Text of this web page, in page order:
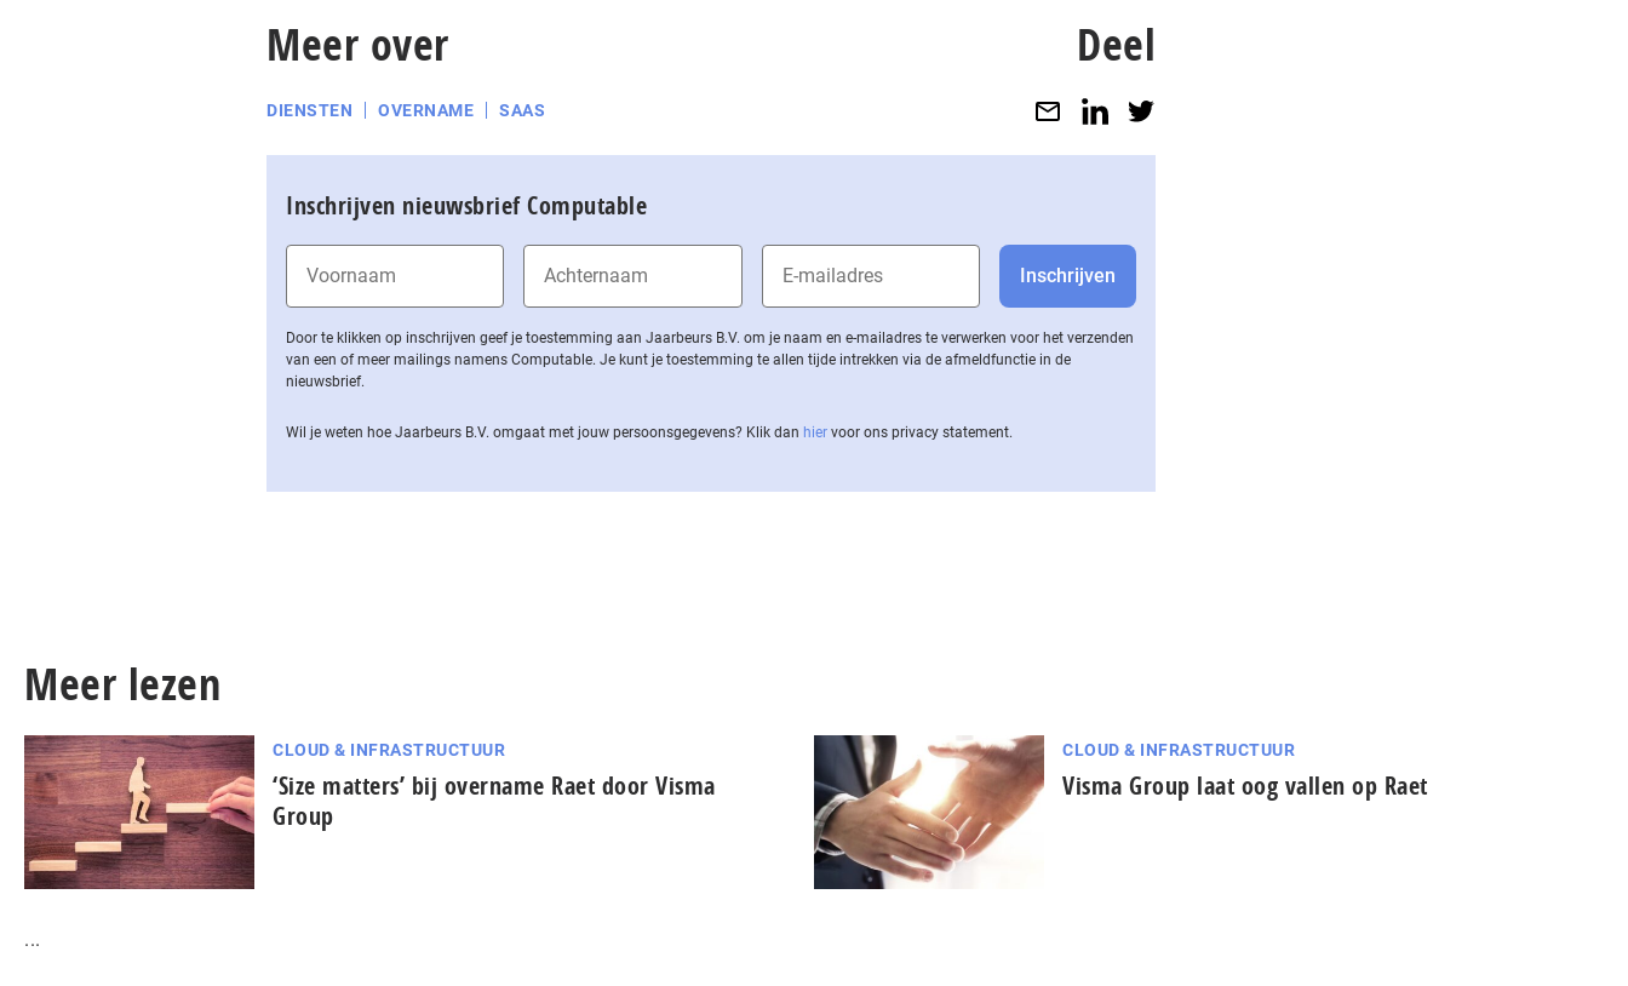
Meer over
DIENSTEN OVERNAME SAAS
Deel
Inschrijven nieuwsbrief Computable
Door te klikken op inschrijven geef je toestemming aan Jaarbeurs B.V. om je naam en e-mailadres te verwerken voor het verzenden
van een of meer mailings namens Computable. Je kunt je toestemming te allen tijde intrekken via de af­meld­func­tie in de
nieuwsbrief.
Wil je weten hoe Jaarbeurs B.V. omgaat met jouw per­soons­ge­ge­vens? Klik dan hier voor ons privacy statement.
Meer lezen
CLOUD & INFRASTRUCTUUR
‘Size matters’ bij overname Raet door Visma
Group
CLOUD & INFRASTRUCTUUR
Visma Group laat oog vallen op Raet
...